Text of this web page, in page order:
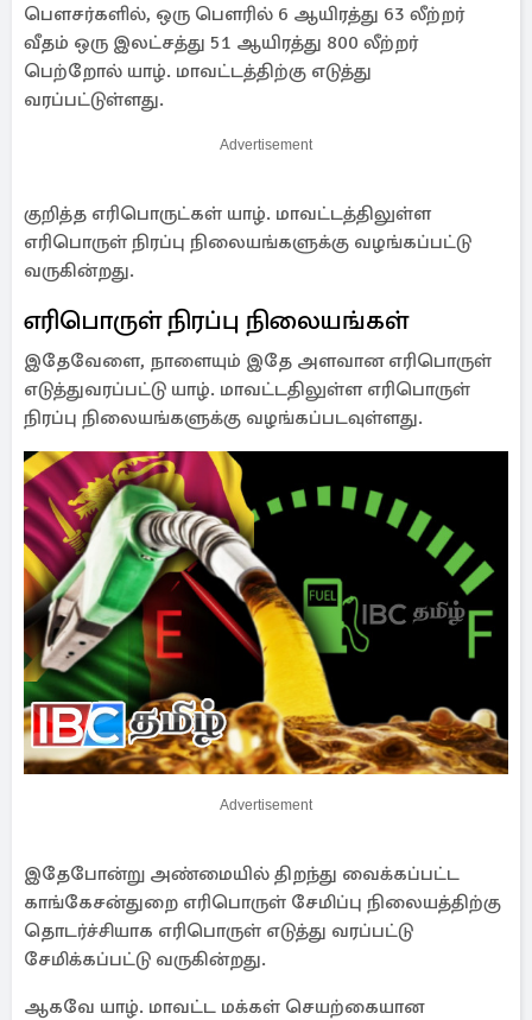
பௌசர்களில், ஒரு பௌரில் 6 ஆயிரத்து 63 லீற்றர்
வீதம் ஒரு இலட்சத்து 51 ஆயிரத்து 800 லீற்றர்
பெற்றோல் யாழ். மாவட்டத்திற்கு எடுத்து
வரப்பட்டுள்ளது.
Advertisement
குறித்த எரிபொருட்கள் யாழ். மாவட்டத்திலுள்ள
எரிபொருள் நிரப்பு நிலையங்களுக்கு வழங்கப்பட்டு
வருகின்றது.
எரிபொருள் நிரப்பு நிலையங்கள்
இதேவேளை, நாளையும் இதே அளவான எரிபொருள்
எடுத்துவரப்பட்டு யாழ். மாவட்டதிலுள்ள எரிபொருள்
நிரப்பு நிலையங்களுக்கு வழங்கப்படவுள்ளது.
Advertisement
இதேபோன்று அண்மையில் திறந்து வைக்கப்பட்ட
காங்கேசன்துறை எரிபொருள் சேமிப்பு நிலையத்திற்கு
தொடர்ச்சியாக எரிபொருள் எடுத்து வரப்பட்டு
சேமிக்கப்பட்டு வருகின்றது.
ஆகவே யாழ். மாவட்ட மக்கள் செயற்கையான